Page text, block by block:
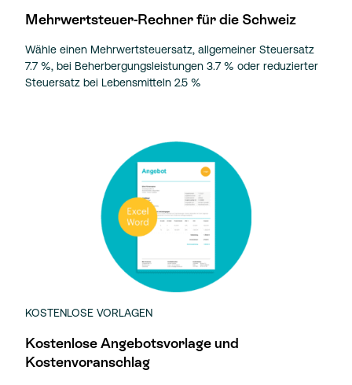
Mehrwertsteuer-Rechner für die Schweiz
Wähle einen Mehrwertsteuersatz, allgemeiner Steuersatz
7.7 %, bei Beherbergungsleistungen 3.7 % oder reduzierter
Steuersatz bei Lebensmitteln 2.5 %
KOSTENLOSE VORLAGEN
Kostenlose Angebotsvorlage und
Kostenvoranschlag